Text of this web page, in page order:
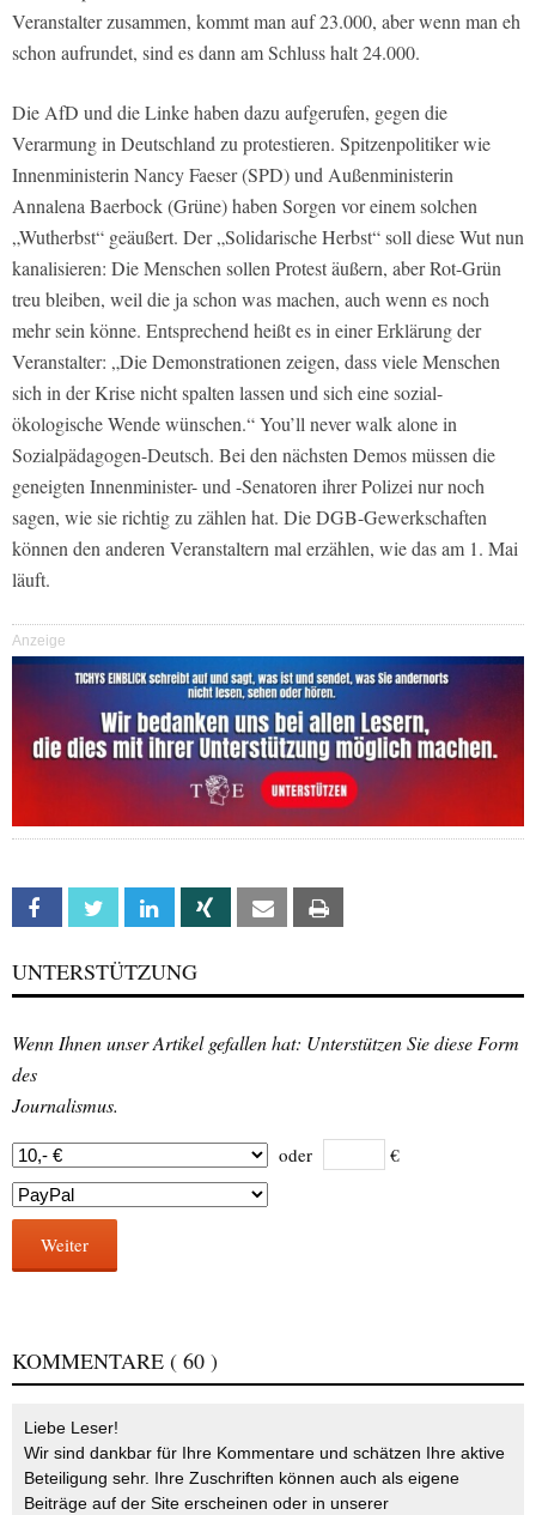
Veranstalter zusammen, kommt man auf 23.000, aber wenn man eh
schon aufrundet, sind es dann am Schluss halt 24.000.
Die AfD und die Linke haben dazu aufgerufen, gegen die
Verarmung in Deutschland zu protestieren. Spitzenpolitiker wie
Innenministerin Nancy Faeser (SPD) und Außenministerin
Annalena Baerbock (Grüne) haben Sorgen vor einem solchen
„Wutherbst“ geäußert. Der „Solidarische Herbst“ soll diese Wut nun
kanalisieren: Die Menschen sollen Protest äußern, aber Rot-Grün
treu bleiben, weil die ja schon was machen, auch wenn es noch
mehr sein könne. Entsprechend heißt es in einer Erklärung der
Veranstalter: „Die Demonstrationen zeigen, dass viele Menschen
sich in der Krise nicht spalten lassen und sich eine sozial-
ökologische Wende wünschen.“ You’ll never walk alone in
Sozialpädagogen-Deutsch. Bei den nächsten Demos müssen die
geneigten Innenminister- und -Senatoren ihrer Polizei nur noch
sagen, wie sie richtig zu zählen hat. Die DGB-Gewerkschaften
können den anderen Veranstaltern mal erzählen, wie das am 1. Mai
läuft.
Anzeige
Facebook Twitter Linkedin Xing Email
UNTERSTÜTZUNG
Wenn Ihnen unser Artikel gefallen hat: Unterstützen Sie diese Form
des
Journalismus.
oder €
Weiter
KOMMENTARE ( 60 )
Liebe Leser!
Wir sind dankbar für Ihre Kommentare und schätzen Ihre aktive
Beteiligung sehr. Ihre Zuschriften können auch als eigene
Beiträge auf der Site erscheinen oder in unserer